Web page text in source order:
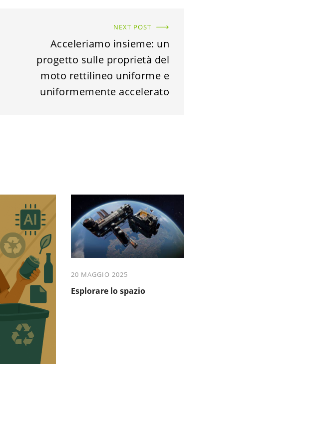
NEXT POST
Acceleriamo insieme: un
progetto sulle proprietà del
moto rettilineo uniforme e
uniformemente accelerato
20 MAGGIO 2025
Esplorare lo spazio